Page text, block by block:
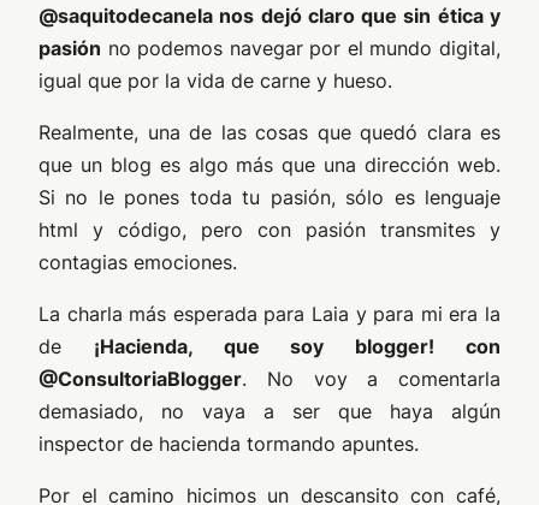
@saquitodecanela nos dejó claro que sin ética y
pasión no podemos navegar por el mundo digital,
igual que por la vida de carne y hueso.
Realmente, una de las cosas que quedó clara es
que un blog es algo más que una dirección web.
Si no le pones toda tu pasión, sólo es lenguaje
html y código, pero con pasión transmites y
contagias emociones.
La charla más esperada para Laia y para mi era la
de ¡Hacienda, que soy blogger! con
@ConsultoriaBlogger. No voy a comentarla
demasiado, no vaya a ser que haya algún
inspector de hacienda tormando apuntes.
Por el camino hicimos un descansito con café,